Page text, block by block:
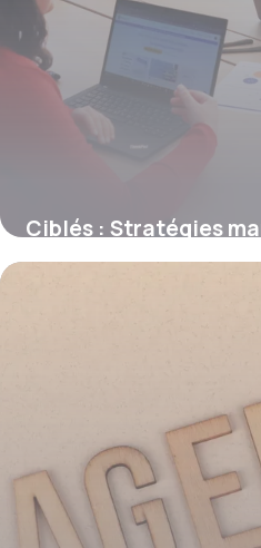
Ciblés : Stratégies
2026